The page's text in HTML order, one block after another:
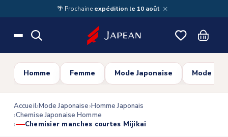
Skip to main content🌴 Prochaine expédition le 10 août ×
Homme Femme Mode Japonaise Mode
Accueil Mode Japonaise Homme Japonais
Chemise Japonaise Homme
Chemisier manches courtes Mijikai